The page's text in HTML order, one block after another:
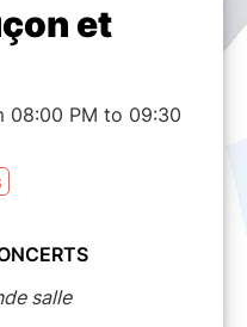
et
08:00 PM to 09:30
salle